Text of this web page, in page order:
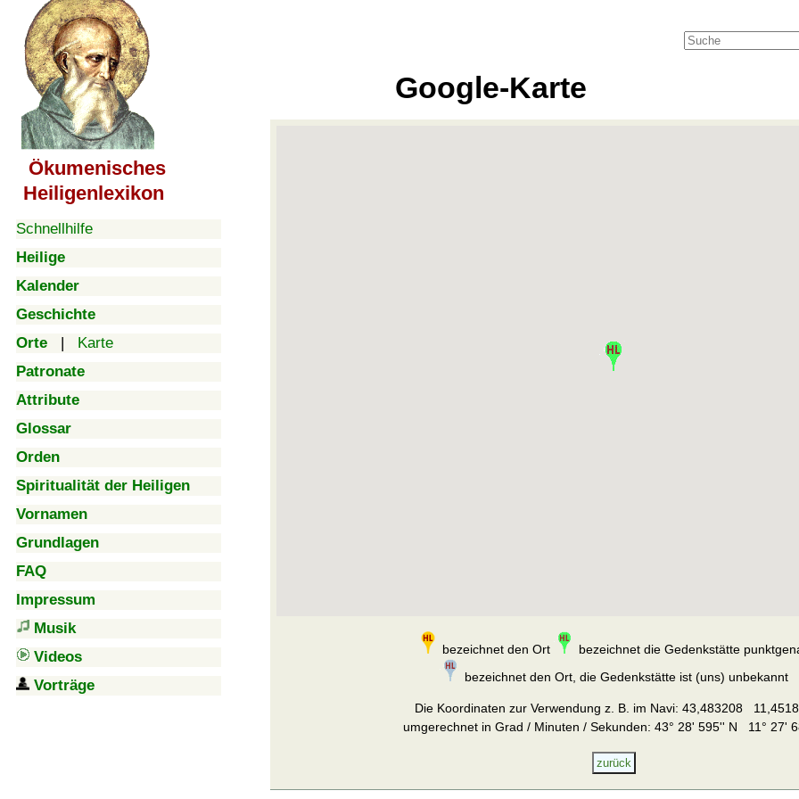
Ökumenisches
Heiligenlexikon
Schnellhilfe
Heilige
Kalender
Geschichte
Orte | Karte
Patronate
Attribute
Glossar
Orden
Spiritualität der Heiligen
Vornamen
Grundlagen
FAQ
Impressum
Musik
Videos
Vorträge
Google-Karte
bezeichnet den Ort
bezeichnet die Gedenkstätte
bezeichnet den Ort, die Gedenkstätte ist (uns) unbekannt
Die Koordinaten zur Verwendung z. B. im Navi: 43,483208
umgerechnet in Grad / Minuten / Sekunden: 43° 28' 595'' N 11° 27'